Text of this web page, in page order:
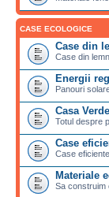
CASE ECOLOGICE
Case din
Case din
Energii
Panouri
Casa Verde
Totul despre
Case
Case
Materiale
Sa construim